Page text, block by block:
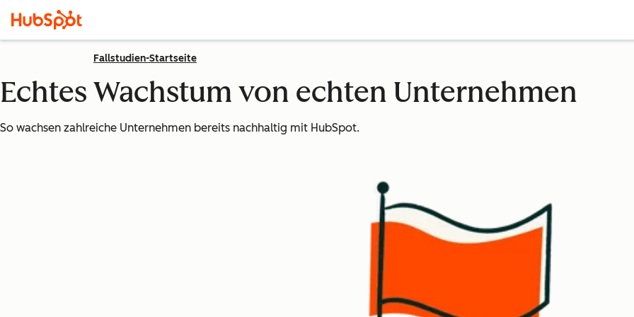
Fallstudien-Startseite
Echtes Wachstum von echten Unternehmen
So wachsen zahlreiche Unternehmen bereits nachhaltig mit HubSpot.